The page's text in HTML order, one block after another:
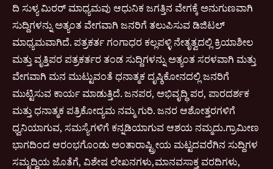
ದಿ ಸುಳ್ಯ ಮಿರರ್ ಮಾಧ್ಯಮವು ಆಧುನಿಕ ಜಗತ್ತಿನ ವೇಗಕ್ಕೆ ಅನುಗುಣವಾಗಿ
ಸುದ್ದಿಗಳನ್ನು ಅತ್ಯಂತ ವೇಗವಾಗಿ ಜನರಿಗೆ ತಲುಪಿಸುವ ಡಿಜಿಟಲ್
ಮಾಧ್ಯಮವಾಗಿದೆ. ಪತ್ರಕರ್ತ ಗಂಗಾಧರ ಕಲ್ಲಪಳ್ಳಿ ನೇತೃತ್ವದಲ್ಲಿ ಕ್ರಿಯಾಶೀಲ
ಮತ್ತು ವೃತ್ತಿಪರ ಪತ್ರಕರ್ತರ ತಂಡ ಸುದ್ದಿಗಳನ್ನು ಅತ್ಯಂತ ಸರಳವಾಗಿ ಮತ್ತು
ವೇಗವಾಗಿ ಮನ ಮುಟ್ಟುವಂತೆ ಧನಾತ್ಮಕ ದೃಷ್ಠಿಕೋನದಲ್ಲಿ ಜನರಿಗೆ
ಮುಟ್ಟಿಸುವ ಕಾರ್ಯ ಮಾಡುತ್ತಿದೆ. ಜನಪರ, ಅಭಿವೃದ್ಧಿ ಪರ, ಪಾರದರ್ಶಕ
ಮತ್ತು ಧನಾತ್ಮಕ ಪತ್ರಿಕೋದ್ಯಮ ನಮ್ಮ ಗುರಿ. ಜನರ ಆಶೋತ್ತರಗಳಿಗೆ
ಧ್ವನಿಯಾಗುವ, ಸಮಸ್ಯೆಗಳಿಗೆ ಕನ್ನಡಿಯಾಗುವ ಆಶಯ ನಮ್ಮದು.ಗ್ರಾಮೀಣ
ಭಾಗದಿಂದ ಆರಂಭಗೊಂಡು ಅಂತಾರಾಷ್ಟ್ರೀಯ ಮಟ್ಟದವರೆಗಿನ ಸುದ್ದಿಗಳ
ಸಮೃದ್ಧಿಯ ಜೊತೆಗೆ, ವಿಶೇಷ ಲೇಖನಗಳು,ಮಾನವಸಾಕ್ತ ವರದಿಗಳು,